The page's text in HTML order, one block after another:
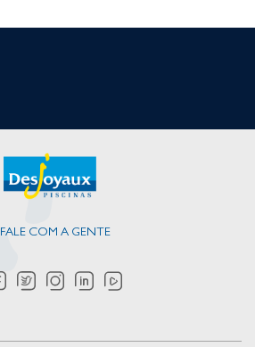
FALE COM A GENTE